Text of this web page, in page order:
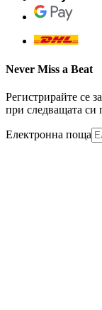
Never Miss a Beat
Регистрирайте се
при следващата си
Електронна поща